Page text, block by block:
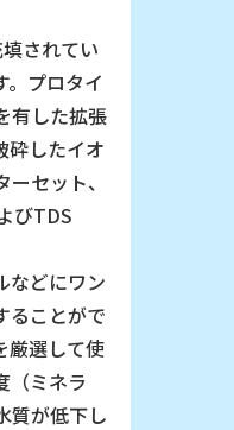
されてい
。プロタイ
有した拡張
砕したイオ
セット、
びTDS
などにワン
ることがで
厳選して使
（ミネラ
質が低下し